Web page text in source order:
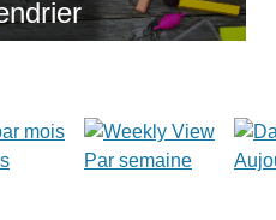
Par semaine